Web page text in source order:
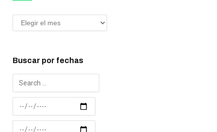
Buscar por fechas